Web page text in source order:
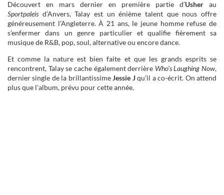
Découvert en mars dernier en première partie d’Usher au
Sportpaleis d’Anvers, Talay est un énième talent que nous offre
généreusement l’Angleterre. À 21 ans, le jeune homme refuse de
s’enfermer dans un genre particulier et qualifie fièrement sa
musique de R&B, pop, soul, alternative ou encore dance.
Et comme la nature est bien faite et que les grands esprits se
rencontrent, Talay se cache également derrière Who’s Laughing Now,
dernier single de la brillantissimeJessie Jqu’il a co-écrit. On attend
plus que l’album, prévu pour cette année.